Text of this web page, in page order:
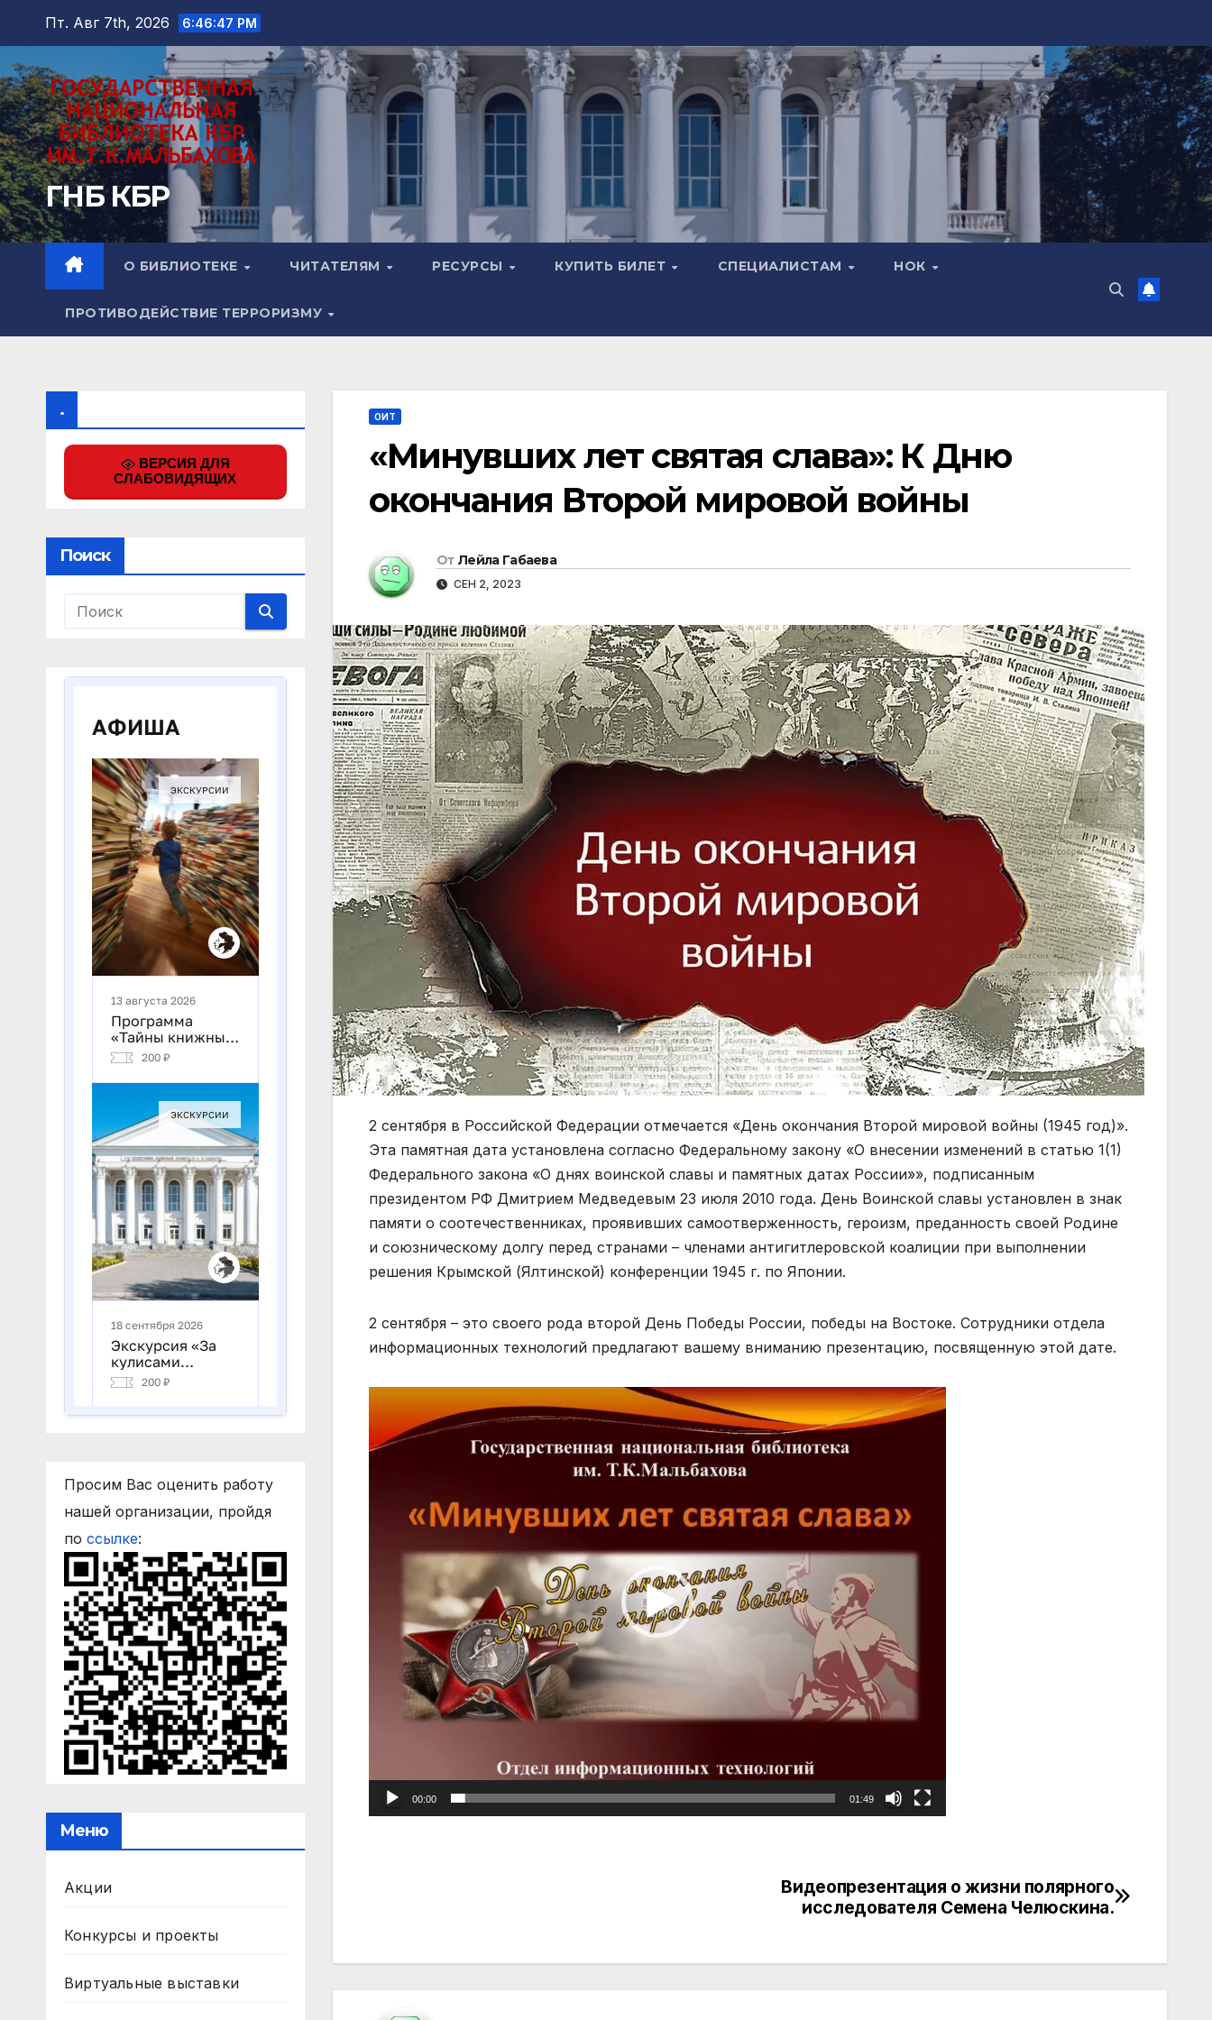
Перейти
содержимому
Пт. Авг 7th, 2026 6:46:48 PM
ГНБ КБР
О БИБЛИОТЕКЕ ЧИТАТЕЛЯМ РЕСУРСЫ КУПИТЬ БИЛЕТ СПЕЦИАЛИСТАМ НОК
ПРОТИВОДЕЙСТВИЕ ТЕРРОРИЗМУ
.
ВЕРСИЯ ДЛЯ
СЛАБОВИДЯЩИХ
Поиск
Просим Вас оценить работу
нашей организации, пройдя
по ссылке:
Меню
Акции
Конкурсы и проекты
Виртуальные выставки
ОИТ
«Минувших лет святая слава»: К Дню
окончания Второй мировой войны
От Лейла Габаева
СЕН 2, 2023
2 сентября в Российской Федерации отмечается «День окончания Второй мировой войны (1945 год)».
Эта памятная дата установлена согласно Федеральному закону «О внесении изменений в статью 1(1)
Федерального закона «О днях воинской славы и памятных датах России»», подписанным
президентом РФ Дмитрием Медведевым 23 июля 2010 года. День Воинской славы установлен в знак
памяти о соотечественниках, проявивших самоотверженность, героизм, преданность своей Родине
и союзническому долгу перед странами – членами антигитлеровской коалиции при выполнении
решения Крымской (Ялтинской) конференции 1945 г. по Японии.
2 сентября – это своего рода второй День Победы России, победы на Востоке. Сотрудники отдела
информационных технологий предлагают вашему вниманию презентацию, посвященную этой дате.
Видеоплеер
00:00 01:49
записям
Видеопрезентация о жизни полярного
исследователя Семена Челюскина.